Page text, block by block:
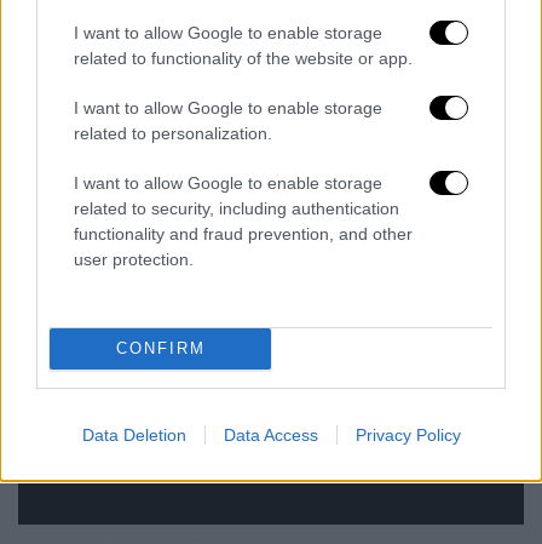
I want to allow Google to enable storage
related to functionality of the website or app.
I want to allow Google to enable storage
related to personalization.
I want to allow Google to enable storage
related to security, including authentication
functionality and fraud prevention, and other
user protection.
CONFIRM
Data Deletion Data Access Privacy Policy
Οι πολίτες ανταποκρίθηκαν στο κάλεσμα και
συγκεντρώθηκαν στο Σύνταγμα,
χτυπώντας
άδειες κατσαρόλες και κουτάλες.